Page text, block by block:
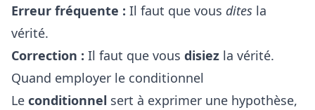
Erreur fréquente : Il faut que vous dites la
vérité.
Correction : Il faut que vous disiez la vérité.
Quand employer le conditionnel
Le conditionnel sert à exprimer une hypothèse,